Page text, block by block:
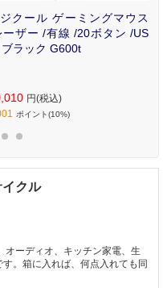
クール ゲーミングマウス
ーザー /有線 /20ボタン /US
ブラック G600t
円(税込)
ポイント(10%)
クル
オーディオ、キッチン家電、生
。箱に入れば、何点入れても同